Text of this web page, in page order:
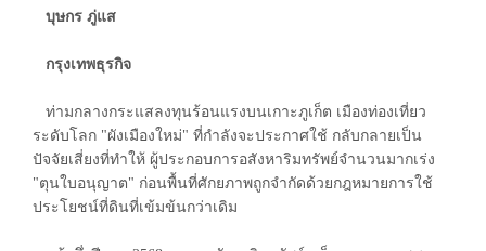
บุษกร ภู่แส
กรุงเทพธุรกิจ
ท่ามกลางกระแสลงทุนร้อนแรงบนเกาะภูเก็ต เมืองท่องเที่ยว
ระดับโลก "ผังเมืองใหม่" ที่กำลังจะประกาศใช้ กลับกลายเป็น
ปัจจัยเสี่ยงที่ทำให้ ผู้ประกอบการอสังหาริมทรัพย์จำนวนมากเร่ง
"ตุนใบอนุญาต" ก่อนพื้นที่ศักยภาพถูกจำกัดด้วยกฎหมายการใช้
ประโยชน์ที่ดินที่เข้มข้นกว่าเดิม